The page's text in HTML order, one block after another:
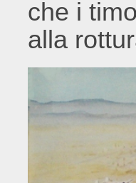
che i
alla